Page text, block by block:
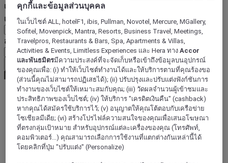
เลือกสกุลเงินด้านล่าง
เขตภูมิศาสตร์
สกุลเงิน
ยืนยันสกุลเงิน
World
Asia
South Korea
Busan
คุกกี้และข้อมูลส่วนบุคคล
ในเว็บไซต์ ALL, hotelF1, ibis, Pullman, Novotel, Mercure, MGallery,
Sofitel, Movenpick, Mantra, Resorts, Business Travel, Meetings,
Travelpros, Restaurants & Bars, Spa, Apartments & Villas,
Activities & Events, Limitless Experiences และ Hera ทางAccor
และพันธมิตรมีความประสงค์ที่จะจัดเก็บหรือเข้าถึงข้อมูลบนอุปกรณ์
ของคุณเพื่อ: (i) ทำให้เว็บไซต์ทำงานได้และให้บริการตามที่คุณร้องขอ
(ส่วนนี้คุณไม่สามารถปฏิเสธได้); (ii) ปรับปรุงและปรับแต่งฟังก์ชันการ
ทำงานของเว็บไซต์ให้เหมาะสมกับคุณ; (iii) วัดผลจำนวนผู้เข้าชมและ
ประสิทธิภาพของเว็บไซต์; (iv) ให้บริการ "เครดิตเงินคืน" (cashback)
หากคุณได้สมัครใช้บริการไว้; (v) อนุญาตให้คุณโต้ตอบกับเครือข่าย
โซเชียลมีเดีย; (vi) สร้างโปรไฟล์ความสนใจของคุณเพื่อเสนอโฆษณา
ที่ตรงกลุ่มเป้าหมาย สำหรับอุปกรณ์แต่ละเครื่องของคุณ (โทรศัพท์,
คอมพิวเตอร์...) คุณสามารถเลือกการใช้งานที่แตกต่างกันเหล่านี้ได้
โดยคลิกที่ปุ่ม "ปรับแต่ง" (Personalize)